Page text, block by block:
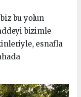
bu yolun
bizimle
esnafla